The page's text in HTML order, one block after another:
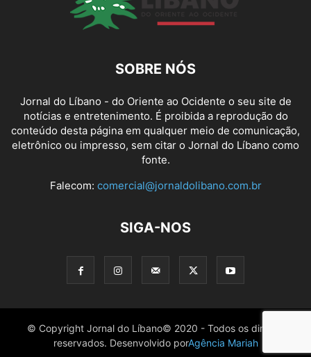
SOBRE NÓS
Jornal do Líbano - do Oriente ao Ocidente o seu site de
notícias e entretenimento. É proibida a reprodução do
conteúdo desta página em qualquer meio de comunicação,
eletrônico ou impresso, sem citar o Jornal do Líbano como
fonte.
Falecom: comercial@jornaldolibano.com.br
SIGA-NOS
© Copyright Jornal do Líbano© 2020 - Todos os direitos
reservados. Desenvolvido porAgência Mariah